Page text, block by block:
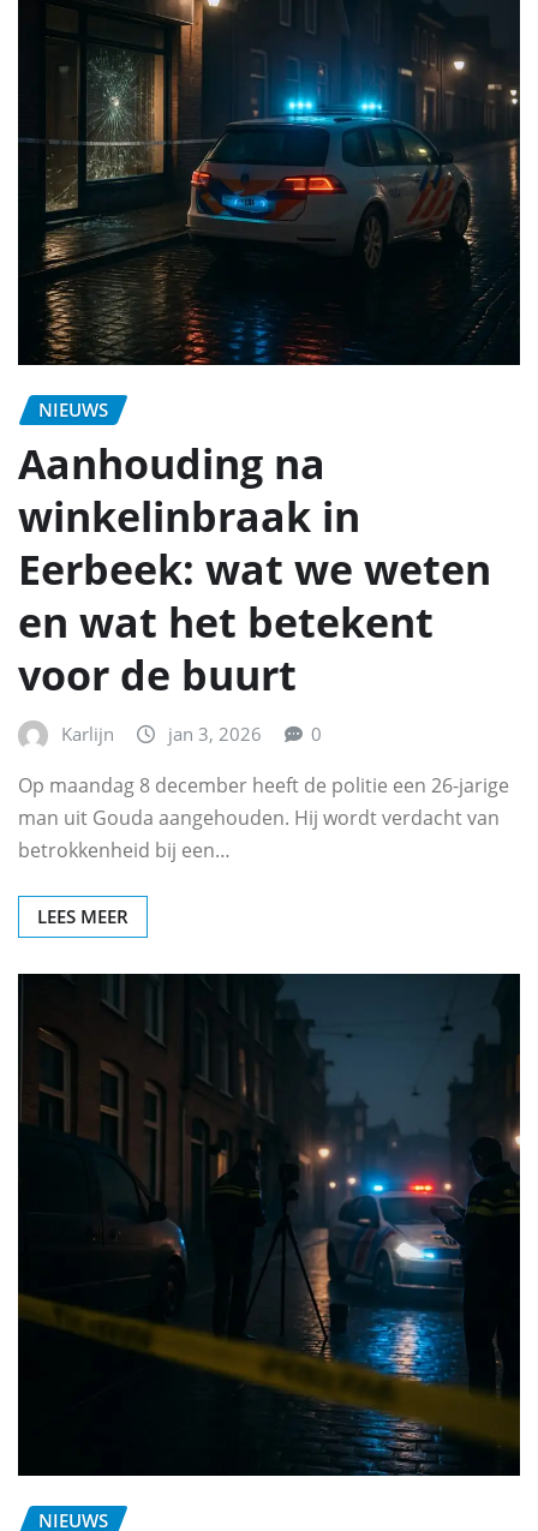
NIEUWS
Aanhouding na
winkelinbraak in
Eerbeek: wat we weten
en wat het betekent
voor de buurt
Karlijn jan 3, 2026 0
Op maandag 8 december heeft de politie een 26-jarige
man uit Gouda aangehouden. Hij wordt verdacht van
betrokkenheid bij een…
LEES MEER
NIEUWS